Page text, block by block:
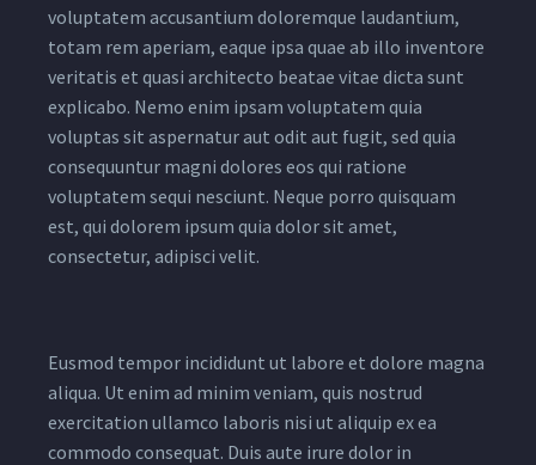
voluptatem accusantium doloremque laudantium,
totam rem aperiam, eaque ipsa quae ab illo inventore
veritatis et quasi architecto beatae vitae dicta sunt
explicabo. Nemo enim ipsam voluptatem quia
voluptas sit aspernatur aut odit aut fugit, sed quia
consequuntur magni dolores eos qui ratione
voluptatem sequi nesciunt. Neque porro quisquam
est, qui dolorem ipsum quia dolor sit amet,
consectetur, adipisci velit.
Eusmod tempor incididunt ut labore et dolore magna
aliqua. Ut enim ad minim veniam, quis nostrud
exercitation ullamco laboris nisi ut aliquip ex ea
commodo consequat. Duis aute irure dolor in